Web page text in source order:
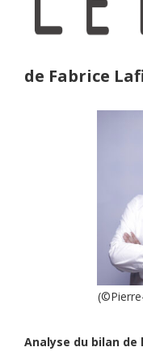
de Fabrice
Analyse du bilan